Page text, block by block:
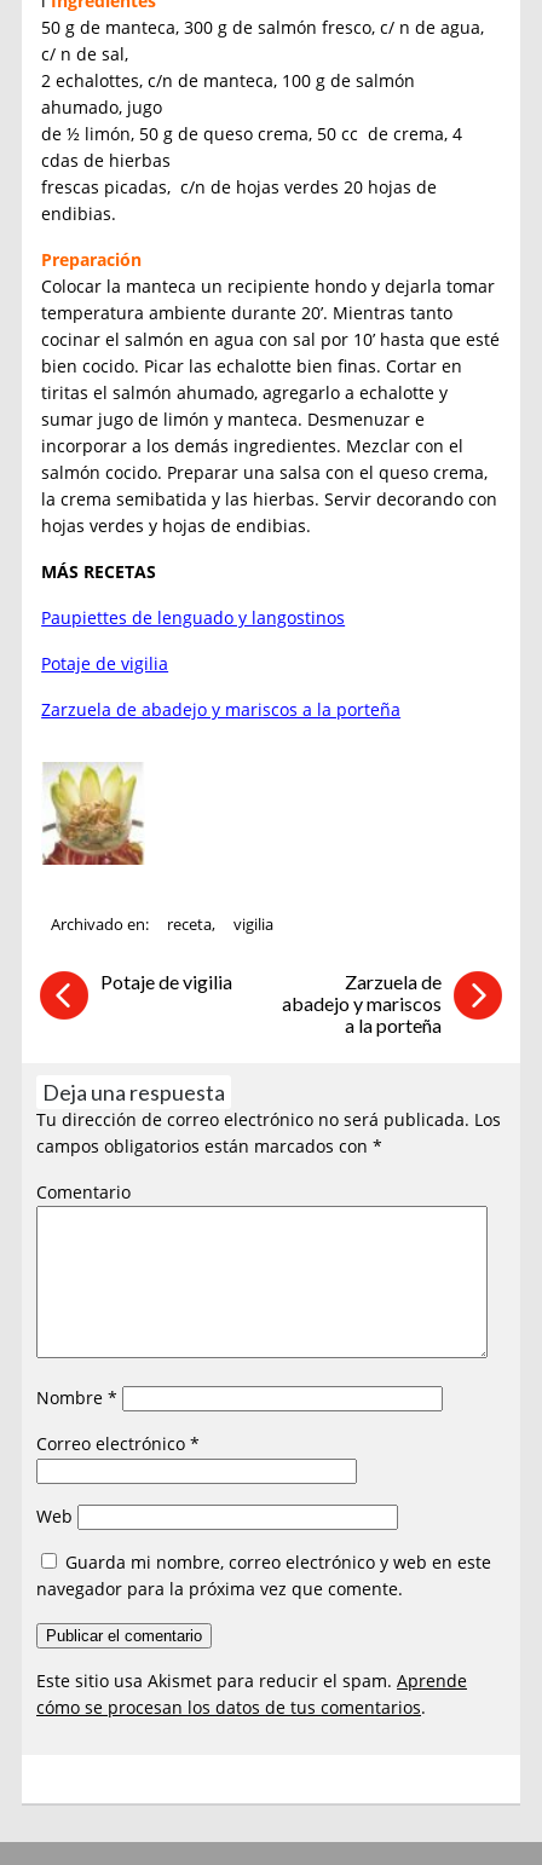
50 g de manteca, 300 g de salmón fresco, c/ n de agua,
c/ n de sal,
2 echalottes, c/n de manteca, 100 g de salmón
ahumado, jugo
de ½ limón, 50 g de queso crema, 50 cc de crema, 4
cdas de hierbas
frescas picadas, c/n de hojas verdes 20 hojas de
endibias.
Preparación
Colocar la manteca un recipiente hondo y dejarla tomar
temperatura ambiente durante 20’. Mientras tanto
cocinar el salmón en agua con sal por 10’ hasta que esté
bien cocido. Picar las echalotte bien finas. Cortar en
tiritas el salmón ahumado, agregarlo a echalotte y
sumar jugo de limón y manteca. Desmenuzar e
incorporar a los demás ingredientes. Mezclar con el
salmón cocido. Preparar una salsa con el queso crema,
la crema semibatida y las hierbas. Servir decorando con
hojas verdes y hojas de endibias.
MÁS RECETAS
Paupiettes de lenguado y langostinos
Potaje de vigilia
Zarzuela de abadejo y mariscos a la porteña
Archivado en: receta, vigilia
Potaje de vigilia
Zarzuela de
abadejo y mariscos
a la porteña
Deja una respuesta
Tu dirección de correo electrónico no será publicada. Los
campos obligatorios están marcados con*
Comentario
Nombre*
Correo electrónico*
Web
Guarda mi nombre, correo electrónico y web en este
navegador para la próxima vez que comente.
Este sitio usa Akismet para reducir el spam.Aprende
cómo se procesan los datos de tus comentarios.